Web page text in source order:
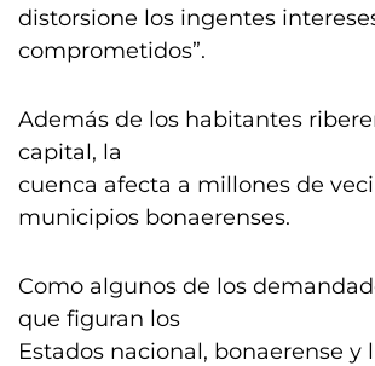
distorsione los ingentes
comprometidos”.
Además de los habitantes
capital, la
cuenca afecta a millones de
municipios bonaerenses.
Como algunos de los
que figuran los
Estados nacional, bonaerense y